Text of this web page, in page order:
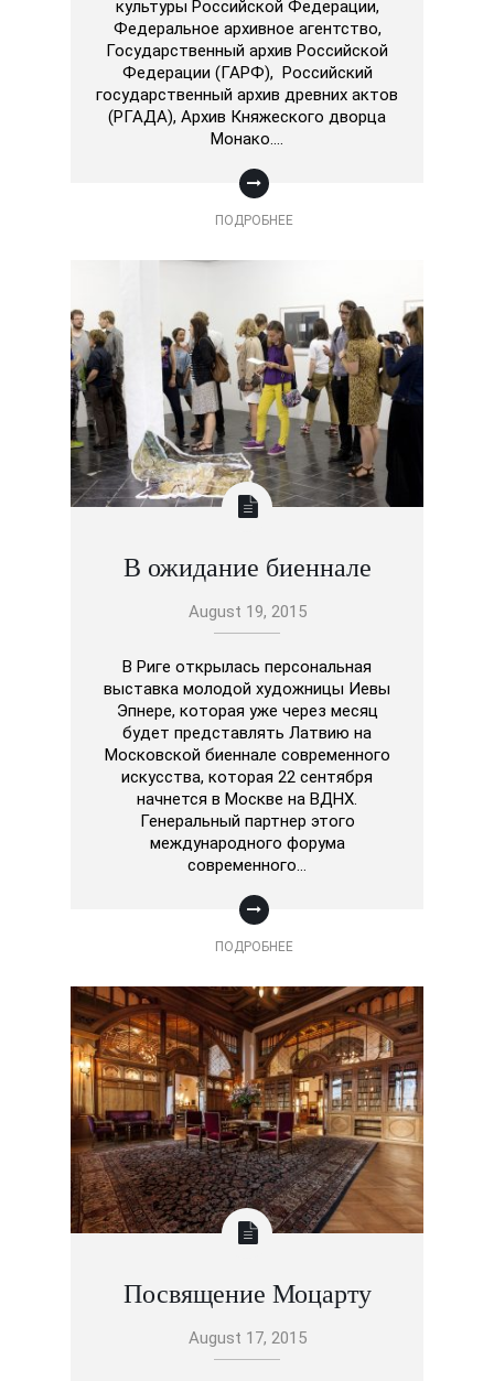
культуры Российской Федерации,
Федеральное архивное агентство,
Государственный архив Российской
Федерации (ГАРФ), Российский
государственный архив древних актов
(РГАДА), Архив Княжеского дворца
Монако.…
ПОДРОБНЕЕ
В ожидание биенналe
August 19, 2015
В Риге открылась персональная
выставка молодой художницы Иевы
Эпнере, которая уже через месяц
будет представлять Латвию на
Московской биеннале современного
искусства, которая 22 сентября
начнется в Москве на ВДНХ.
Генеральный партнер этого
международного форума
современного…
ПОДРОБНЕЕ
Посвящение Моцарту
August 17, 2015